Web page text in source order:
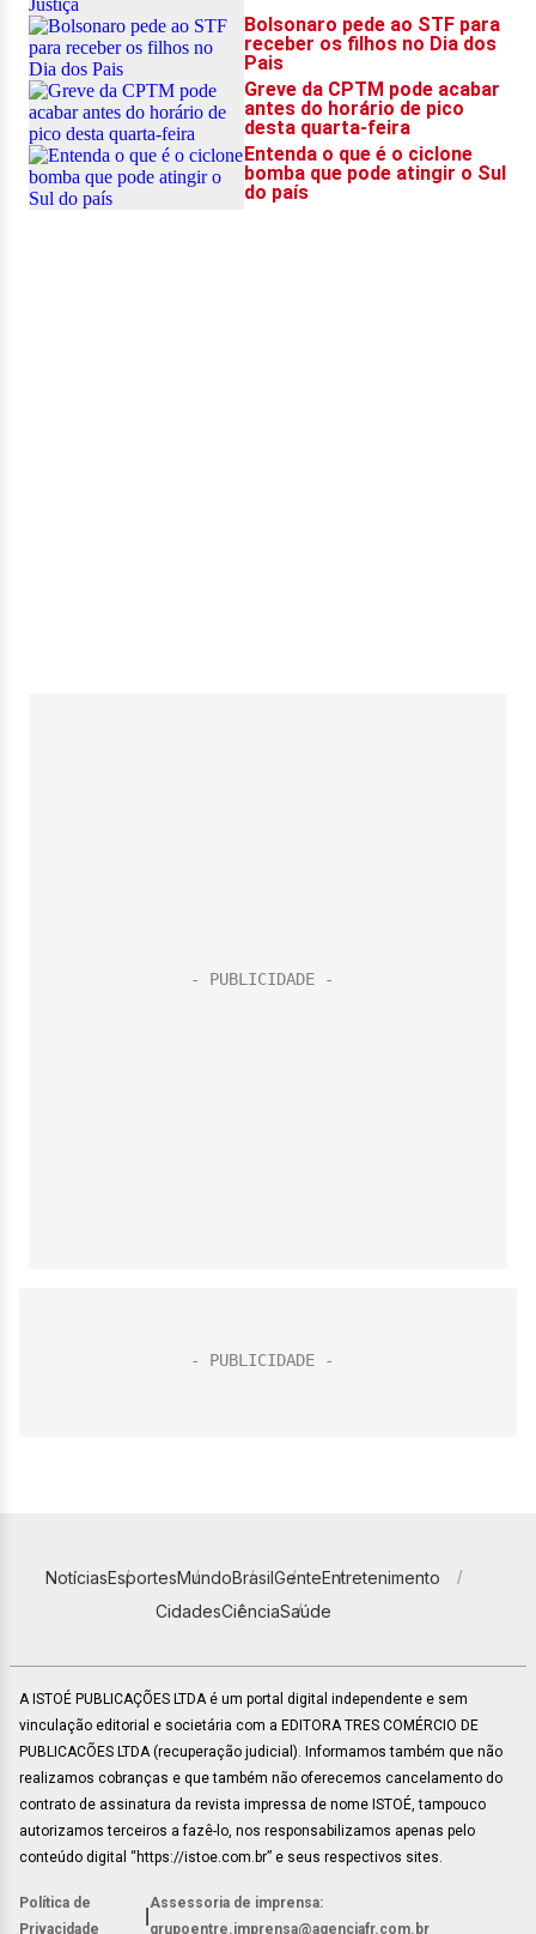
NotíciasEsportesMundoBrasilGenteEntretenimento
CidadesCiênciaSaúde
A ISTOÉ PUBLICAÇÕES LTDA é um portal digital independente e sem
vinculação editorial e societária com a EDITORA TRES COMÉRCIO DE
PUBLICACÕES LTDA (recuperação judicial). Informamos também que não
realizamos cobranças e que também não oferecemos cancelamento do
contrato de assinatura da revista impressa de nome ISTOÉ, tampouco
autorizamos terceiros a fazê-lo, nos responsabilizamos apenas pelo
conteúdo digital “https://istoe.com.br” e seus respectivos sites.
Política de
Privacidade
Assessoria de imprensa:
grupoentre.imprensa@agenciafr.com.br